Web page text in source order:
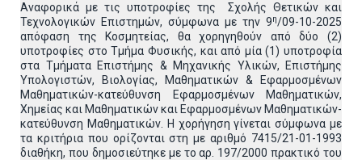
Αναφορικά με τις υποτροφίες της Σχολής Θετικών και
Τεχνολογικών Επιστημών, σύμφωνα με την 9η/09-10-2025
απόφαση της Κοσμητείας, θα χορηγηθούν από δύο (2)
υποτροφίες στο Τμήμα Φυσικής, και από μία (1) υποτροφία
στα Τμήματα Επιστήμης & Μηχανικής Υλικών, Επιστήμης
Υπολογιστών, Βιολογίας, Μαθηματικών & Εφαρμοσμένων
Μαθηματικών-κατεύθυνση Εφαρμοσμένων Μαθηματικών,
Χημείας και Μαθηματικών και Εφαρμοσμένων Μαθηματικών-
κατεύθυνση Μαθηματικών. Η χορήγηση γίνεται σύμφωνα με
τα κριτήρια που ορίζονται στη με αριθμό 7415/21-01-1993
διαθήκη, που δημοσιεύτηκε με το αρ. 197/2000 πρακτικό του